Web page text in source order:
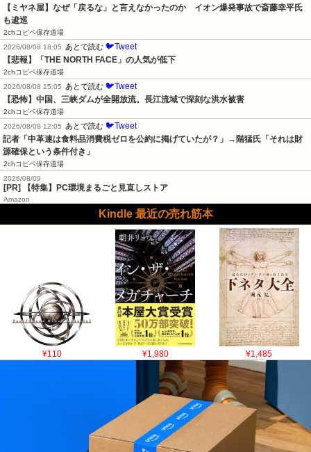
【ミヤネ屋】なぜ「戻るな」と言えなかったのか　イオン爆発事故で斎藤幸平氏
も逡巡
2chコピペ保存道場
2026/08/08 18:05
あとで読む 🐦Tweet
【悲報】「THE NORTH FACE」の人気が低下
2chコピペ保存道場
2026/08/08 15:05
あとで読む 🐦Tweet
【恐怖】中国、三峡ダムが全開放流。長江流域で深刻な洪水被害
2chコピペ保存道場
2026/08/08 12:05
あとで読む 🐦Tweet
記者「中革連は食料品消費税ゼロを公約に掲げていたが？」→階猛氏「それは財
源確保という条件付き」
2chコピペ保存道場
2026/08/09
[PR] 【特集】PC環境まるごと見直しストア
Amazon
Kindle 最近の売れ筋本
¥110 ¥1,980 ¥1,485